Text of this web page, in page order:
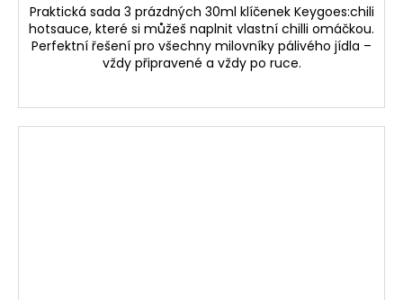
Praktická sada 3 prázdných 30ml klíčenek Keygoes:chili
hotsauce, které si můžeš naplnit vlastní chilli omáčkou.
Perfektní řešení pro všechny milovníky pálivého jídla –
vždy připravené a vždy po ruce.